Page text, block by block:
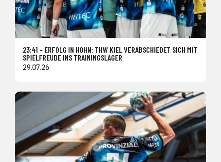
23:41 – ERFOLG IN HOHN: THW KIEL VERABSCHIEDET SICH MIT
SPIELFREUDE INS TRAININGSLAGER
29.07.26